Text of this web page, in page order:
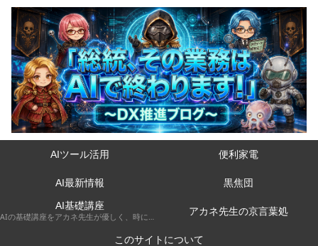
AIツール活用 便利家電
AI最新情報
黒焦団
AI基礎講座
アカネ先生の京言葉処
このサイトについて